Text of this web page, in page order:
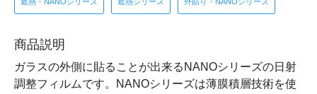
商品説明
ガラスの外側に貼ることが出来るNANOシリーズの日射
調整フィルムです。NANOシリーズは薄膜積層技術を使